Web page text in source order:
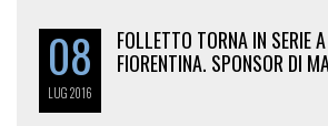
08
LUG2016
FOLLETTO TORNA IN SERIE
FIORENTINA. SPONSOR DI